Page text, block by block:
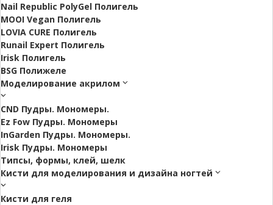
Nail Republic PolyGel Полигель
MOOI Vegan Полигель
LOVIA CURE Полигель
Runail Expert Полигель
Irisk Полигель
BSG Полижеле
Моделирование акрилом
CND Пудры. Мономеры.
Ez Fow Пудры. Мономеры
InGarden Пудры. Мономеры.
Irisk Пудры. Мономеры
Типсы, формы, клей, шелк
Кисти для моделирования и дизайна ногтей
Кисти для геля